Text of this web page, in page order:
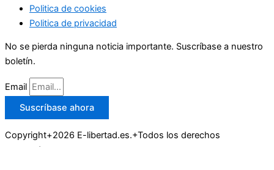
Politica de cookies
Politica de privacidad
No se pierda ninguna noticia importante. Suscríbase a nuestro
boletín.
Email
Suscríbase ahora
Copyright+2026 E-libertad.es.+Todos los derechos
reservados.